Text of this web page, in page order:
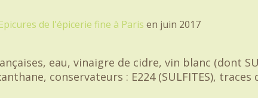
de l'épicerie fine à Paris en juin 2017
eau, vinaigre de cidre, vin blanc (dont
conservateurs : E224 (SULFITES), traces